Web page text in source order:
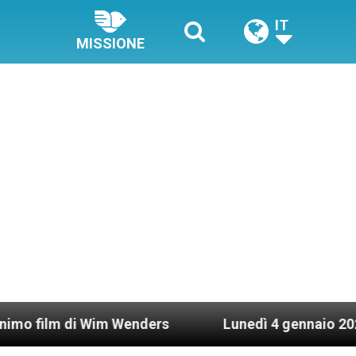
MISSIONE
IT
Wenders Lunedì 4 gennaio 2021: